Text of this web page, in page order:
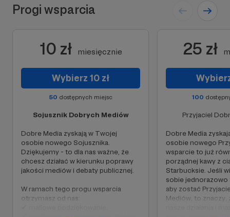
Progi wsparcia
10 zł miesięcznie
Wybierz 10 zł
50 dostępnych miejsc
Sojusznik Dobrych Mediów
Dobre Media zyskają w Twojej
osobie nowego Sojusznika.
Dziękujemy - to dla nas ważne, że
chcesz działać w kierunku poprawy
jakości mediów i debaty publicznej.
W ramach tego progu wsparcia
otrzymasz od nas:
25 zł
100
Przyjaciel
Dobre Media
osobie nowego
wsparcie to już
porządnej kawy z
Starbucksie. Jeśli
sobie
aby zostać
Mediów, to znaczy,